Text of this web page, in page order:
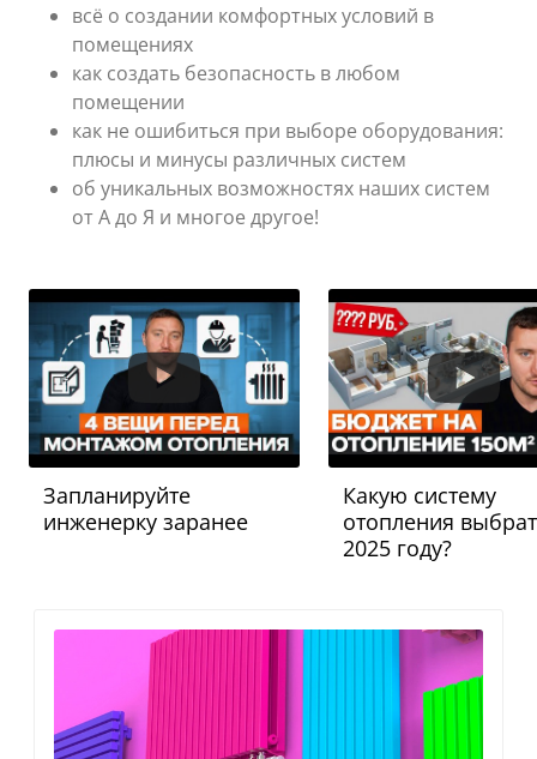
всё о создании комфортных условий в
помещениях
как создать безопасность в любом
помещении
как не ошибиться при выборе оборудования:
плюсы и минусы различных систем
об уникальных возможностях наших систем
от А до Я и многое другое!
Запланируйте
инженерку заранее
Какую систему
отопления
2025 году?